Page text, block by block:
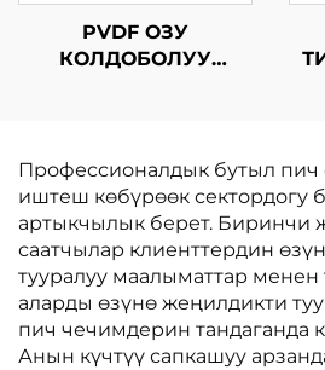
PVDF ОЗУ
КОЛДОБОЛУУ
МЕМБРАНАСЫ
Профессионалдык бутыл пич
иштеш көбүрөөк сектордогу
артыкчылык берет. Биринчи
саатчылар клиенттердин
тууралуу маалыматтар
аларды өзүнө жеңилдикти
пич чечимдерин тандаганда
Анын күчтүү сапкашуу